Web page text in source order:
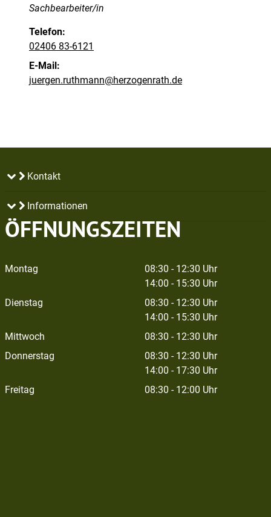
Position:
Sachbearbeiter/in
Telefon:
02406 83-6121
E-Mail:
juergen.ruthmann@herzogenrath.de
Kontakt
Informationen
ÖFFNUNGSZEITEN
Montag
08:30 - 12:30 Uhr
14:00 - 15:30 Uhr
Dienstag
08:30 - 12:30 Uhr
14:00 - 15:30 Uhr
Mittwoch
08:30 - 12:30 Uhr
Donnerstag
08:30 - 12:30 Uhr
14:00 - 17:30 Uhr
Freitag
08:30 - 12:00 Uhr